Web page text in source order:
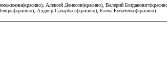
Алексей Денисов(красиво), Валерий
Алдияр Сапарбаев(красиво), Елена Бобаченко(красиво)